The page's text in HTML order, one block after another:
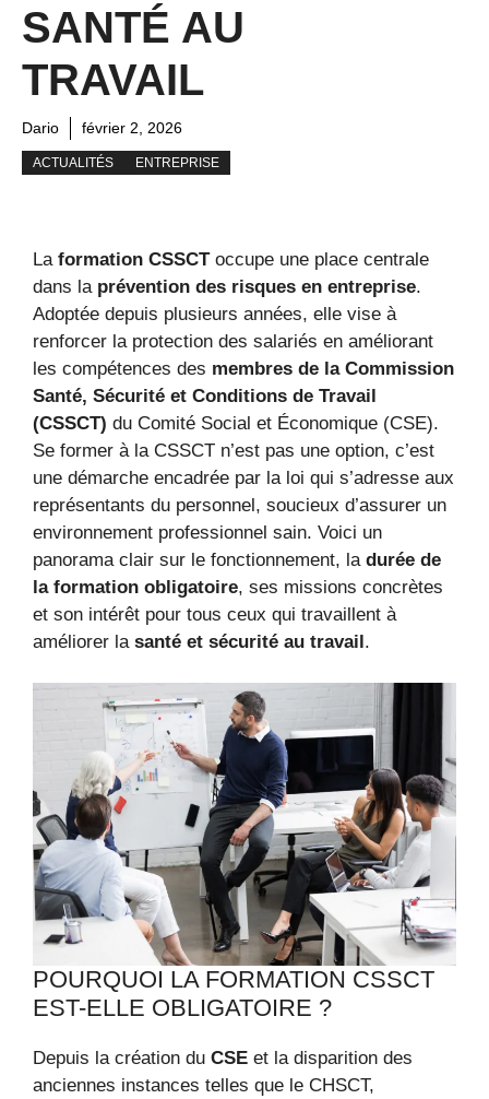
SANTÉ AU
TRAVAIL
Dario février 2, 2026
ACTUALITÉS ENTREPRISE
La formation CSSCToccupe une place centrale
dans la prévention des risques en entreprise.
Adoptée depuis plusieurs années, elle vise à
renforcer la protection des salariés en améliorant
les compétences des membres de la Commission
Santé, Sécurité et Conditions de Travail
(CSSCT) du Comité Social et Économique (CSE).
Se former à la CSSCT n’est pas une option, c’est
une démarche encadrée par la loi qui s’adresse aux
représentants du personnel, soucieux d’assurer un
environnement professionnel sain. Voici un
panorama clair sur le fonctionnement, la durée de
la formation obligatoire, ses missions concrètes
et son intérêt pour tous ceux qui travaillent à
améliorer la santé et sécurité au travail.
POURQUOI LA FORMATION CSSCT
EST-ELLE OBLIGATOIRE ?
Depuis la création du CSE et la disparition des
anciennes instances telles que le CHSCT,